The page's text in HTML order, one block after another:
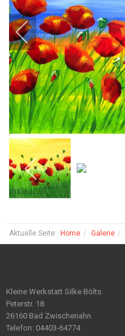
Aktuelle Seite: Home Galerie
Kleine Werkstatt Silke Bölts
Peterstr. 18
26160 Bad Zwischenahn
Telefon: 04403-64774